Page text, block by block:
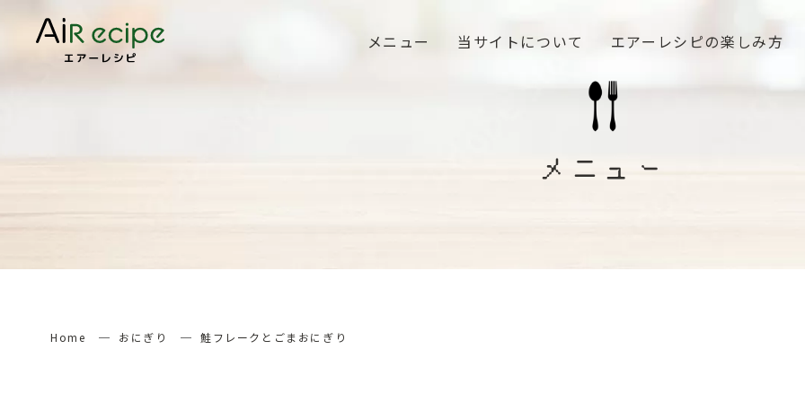
メニュー 当サイトについて エアーレシピの楽しみ方
メニュー
Home おにぎり 鮭フレークとごまおにぎり